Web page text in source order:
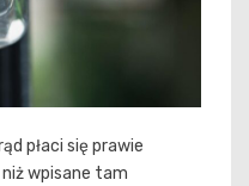
płaci się prawie
wpisane tam